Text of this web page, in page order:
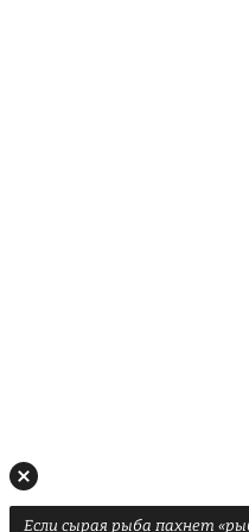
Если сырая рыба пахнет